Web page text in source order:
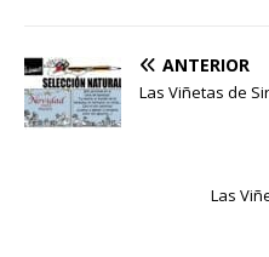
ANTERIOR
Las Viñetas de
Las